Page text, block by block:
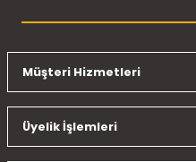
konularda yetersiz
Ürün resmi kalitesiz, bozuk
Ürün açıklamasında eksik
Müşteri Hizmetleri
Üyelik İşlemleri